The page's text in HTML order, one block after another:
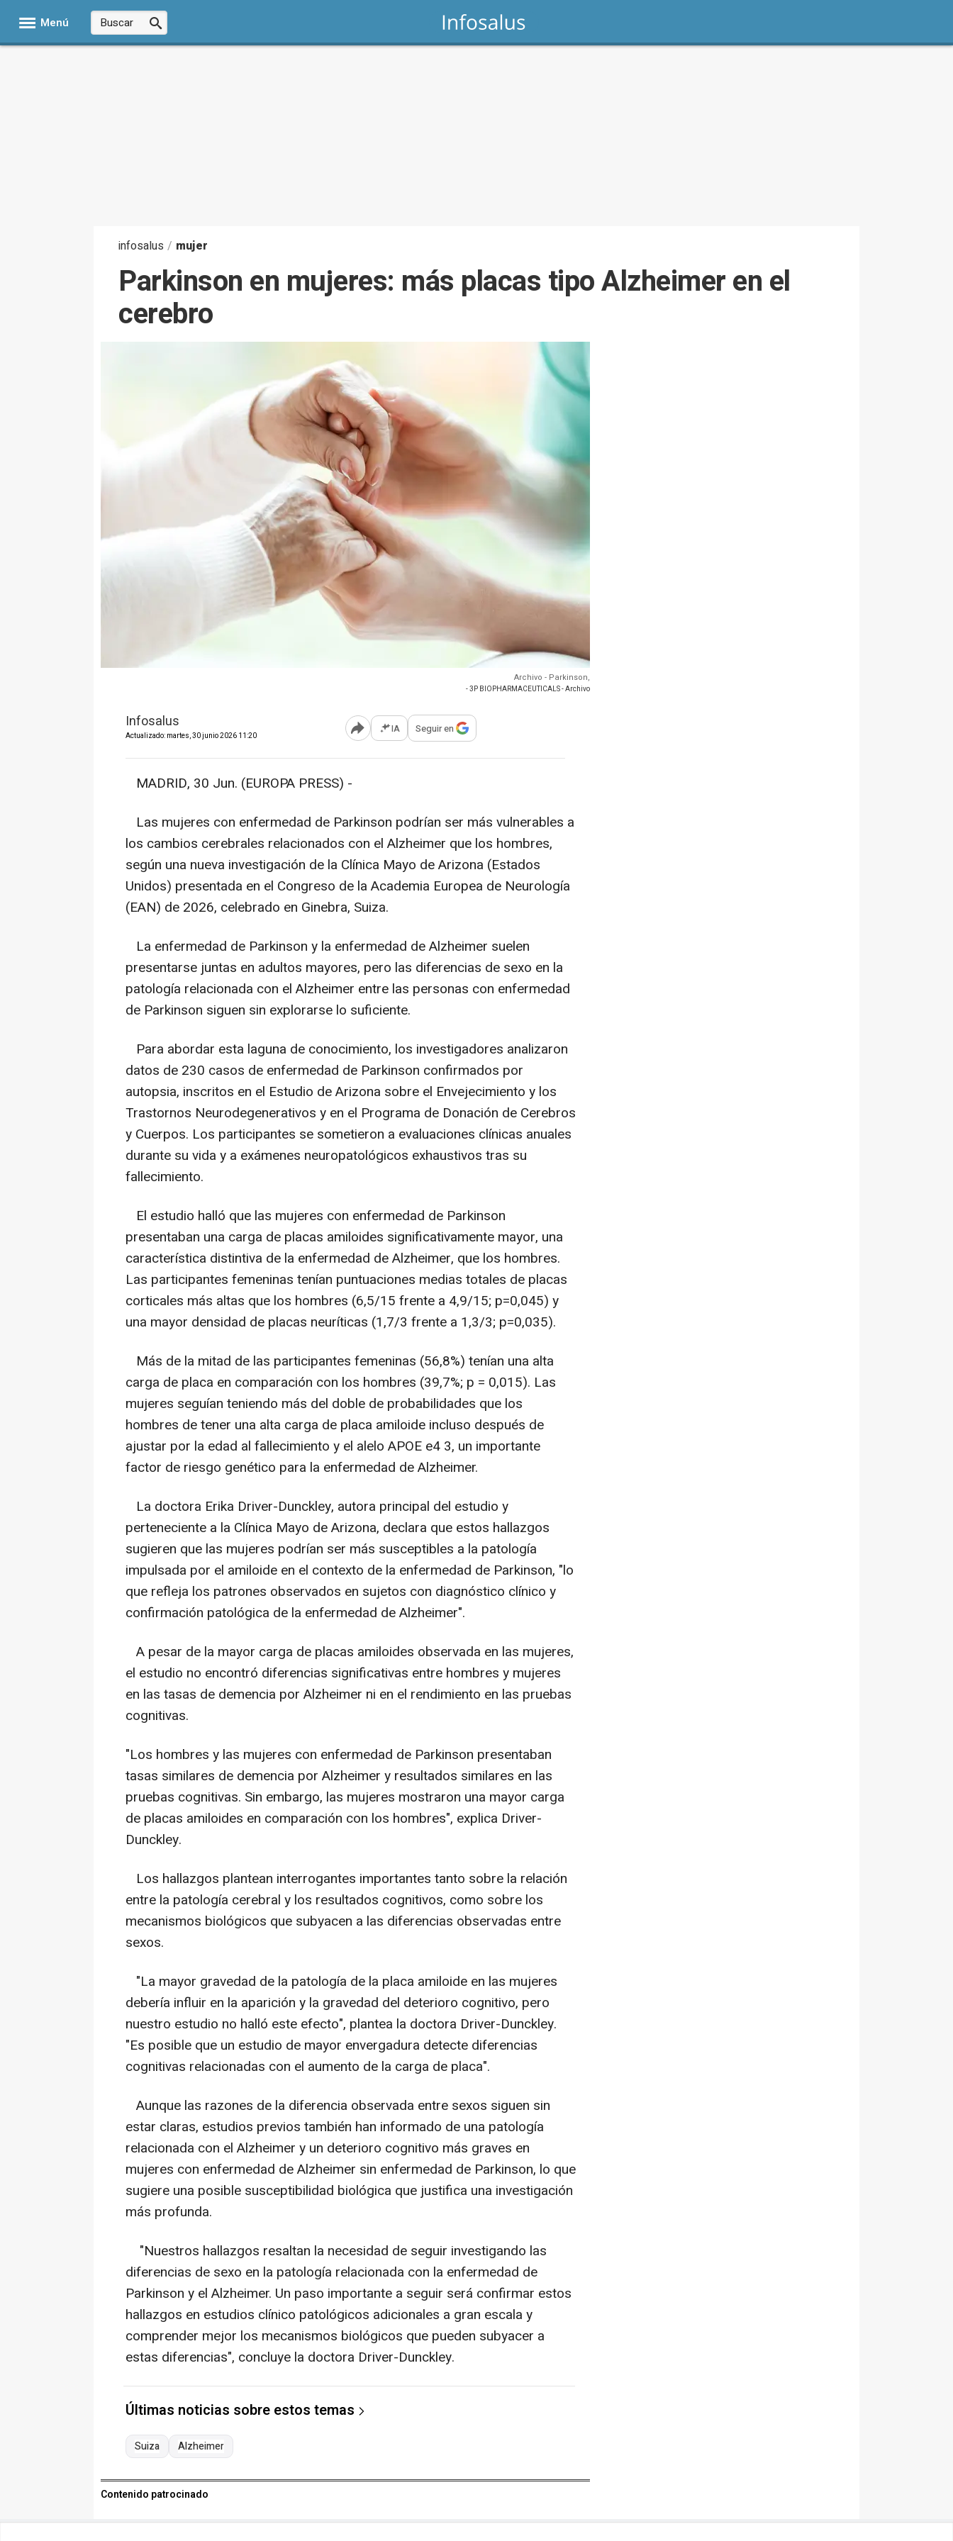
Menú
infosalus / mujer
Parkinson en mujeres: más placas tipo Alzheimer en el
cerebro
Archivo - Parkinson,
- 3P BIOPHARMACEUTICALS - Archivo
Infosalus
Actualizado: martes, 30 junio 2026 11:20 Abrir opciones para compartir
IA Seguir en
MADRID, 30 Jun. (EUROPA PRESS) -
Las mujeres con enfermedad de Parkinson podrían ser más vulnerables a
los cambios cerebrales relacionados con el Alzheimer que los hombres,
según una nueva investigación de la Clínica Mayo de Arizona (Estados
Unidos) presentada en el Congreso de la Academia Europea de Neurología
(EAN) de 2026, celebrado en Ginebra, Suiza.
La enfermedad de Parkinson y la enfermedad de Alzheimer suelen
presentarse juntas en adultos mayores, pero las diferencias de sexo en la
patología relacionada con el Alzheimer entre las personas con enfermedad
de Parkinson siguen sin explorarse lo suficiente.
Para abordar esta laguna de conocimiento, los investigadores analizaron
datos de 230 casos de enfermedad de Parkinson confirmados por
autopsia, inscritos en el Estudio de Arizona sobre el Envejecimiento y los
Trastornos Neurodegenerativos y en el Programa de Donación de Cerebros
y Cuerpos. Los participantes se sometieron a evaluaciones clínicas anuales
durante su vida y a exámenes neuropatológicos exhaustivos tras su
fallecimiento.
El estudio halló que las mujeres con enfermedad de Parkinson
presentaban una carga de placas amiloides significativamente mayor, una
característica distintiva de la enfermedad de Alzheimer, que los hombres.
Las participantes femeninas tenían puntuaciones medias totales de placas
corticales más altas que los hombres (6,5/15 frente a 4,9/15; p=0,045) y
una mayor densidad de placas neuríticas (1,7/3 frente a 1,3/3; p=0,035).
Más de la mitad de las participantes femeninas (56,8%) tenían una alta
carga de placa en comparación con los hombres (39,7%; p = 0,015). Las
mujeres seguían teniendo más del doble de probabilidades que los
hombres de tener una alta carga de placa amiloide incluso después de
ajustar por la edad al fallecimiento y el alelo APOE e4 3, un importante
factor de riesgo genético para la enfermedad de Alzheimer.
La doctora Erika Driver-Dunckley, autora principal del estudio y
perteneciente a la Clínica Mayo de Arizona, declara que estos hallazgos
sugieren que las mujeres podrían ser más susceptibles a la patología
impulsada por el amiloide en el contexto de la enfermedad de Parkinson, "lo
que refleja los patrones observados en sujetos con diagnóstico clínico y
confirmación patológica de la enfermedad de Alzheimer".
A pesar de la mayor carga de placas amiloides observada en las mujeres,
el estudio no encontró diferencias significativas entre hombres y mujeres
en las tasas de demencia por Alzheimer ni en el rendimiento en las pruebas
cognitivas.
"Los hombres y las mujeres con enfermedad de Parkinson presentaban
tasas similares de demencia por Alzheimer y resultados similares en las
pruebas cognitivas. Sin embargo, las mujeres mostraron una mayor carga
de placas amiloides en comparación con los hombres", explica Driver-
Dunckley.
Los hallazgos plantean interrogantes importantes tanto sobre la relación
entre la patología cerebral y los resultados cognitivos, como sobre los
mecanismos biológicos que subyacen a las diferencias observadas entre
sexos.
"La mayor gravedad de la patología de la placa amiloide en las mujeres
debería influir en la aparición y la gravedad del deterioro cognitivo, pero
nuestro estudio no halló este efecto", plantea la doctora Driver-Dunckley.
"Es posible que un estudio de mayor envergadura detecte diferencias
cognitivas relacionadas con el aumento de la carga de placa".
Aunque las razones de la diferencia observada entre sexos siguen sin
estar claras, estudios previos también han informado de una patología
relacionada con el Alzheimer y un deterioro cognitivo más graves en
mujeres con enfermedad de Alzheimer sin enfermedad de Parkinson, lo que
sugiere una posible susceptibilidad biológica que justifica una investigación
más profunda.
"Nuestros hallazgos resaltan la necesidad de seguir investigando las
diferencias de sexo en la patología relacionada con la enfermedad de
Parkinson y el Alzheimer. Un paso importante a seguir será confirmar estos
hallazgos en estudios clínico patológicos adicionales a gran escala y
comprender mejor los mecanismos biológicos que pueden subyacer a
estas diferencias", concluye la doctora Driver-Dunckley.
Últimas noticias sobre estos temas
Suiza Alzheimer
Contenido patrocinado